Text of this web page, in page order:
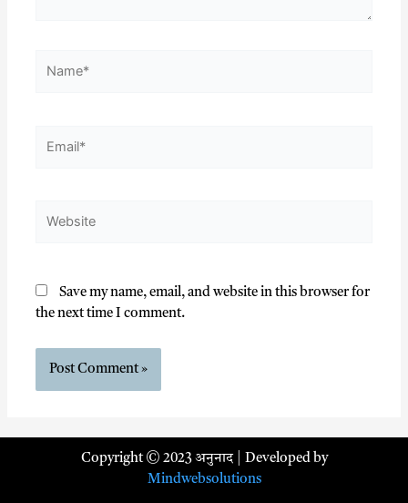
Save my name, email, and website in this browser for
the next time I comment.
Copyright © 2023 अनुनाद | Developed by
Mindwebsolutions